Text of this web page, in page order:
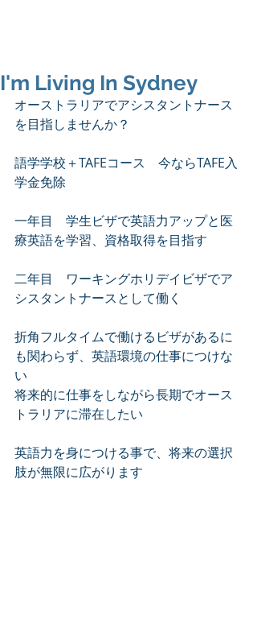
I'm Living In Sydney
オーストラリアでアシスタントナース
を目指しませんか？
語学学校＋TAFEコース　今ならTAFE入
学金免除
一年目　学生ビザで英語力アップと医
療英語を学習、資格取得を目指す
二年目　ワーキングホリデイビザでア
シスタントナースとして働く
折角フルタイムで働けるビザがあるに
も関わらず、英語環境の仕事につけな
い
将来的に仕事をしながら長期でオース
トラリアに滞在したい
英語力を身につける事で、将来の選択
肢が無限に広がります